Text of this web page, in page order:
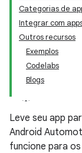
Categorias de
Integrar com
Outros recursos
Exemplos
Codelabs
Blogs
Leve seu app
Android
funcione para